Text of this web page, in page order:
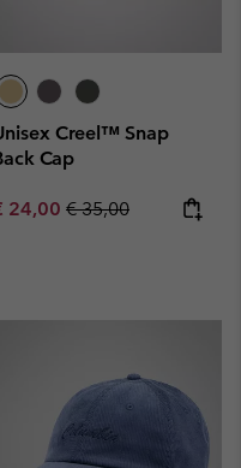
Creel™ Snap
Cap
price:
24,00 Regular price:
€ 35,00